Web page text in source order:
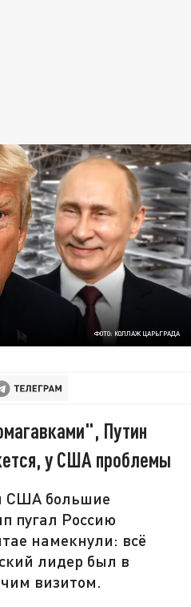
ФОТО: КОЛЛАЖ ЦАРЬГРАДА
Путин
у США проблемы
США большие
пугал Россию
намекнули: всё
лидер был в
визитом.